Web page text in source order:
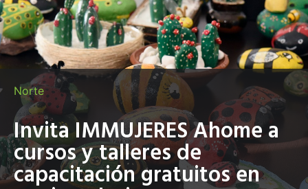
Norte
Invita IMMUJERES Ahome a
cursos y talleres de
capacitación gratuitos en